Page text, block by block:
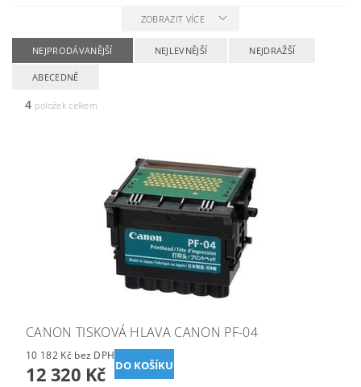
ZOBRAZIT VÍCE
NEJPRODÁVANĚJŠÍ NEJLEVNĚJŠÍ NEJDRAŽŠÍ
ABECEDNĚ
4 položek celkem
CANON TISKOVÁ HLAVA CANON PF-04
10 182 Kč bez DPH
12 320 Kč